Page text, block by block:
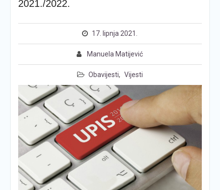
2021./2022.
17. lipnja 2021.
Manuela Matijević
Obavijesti, Vijesti